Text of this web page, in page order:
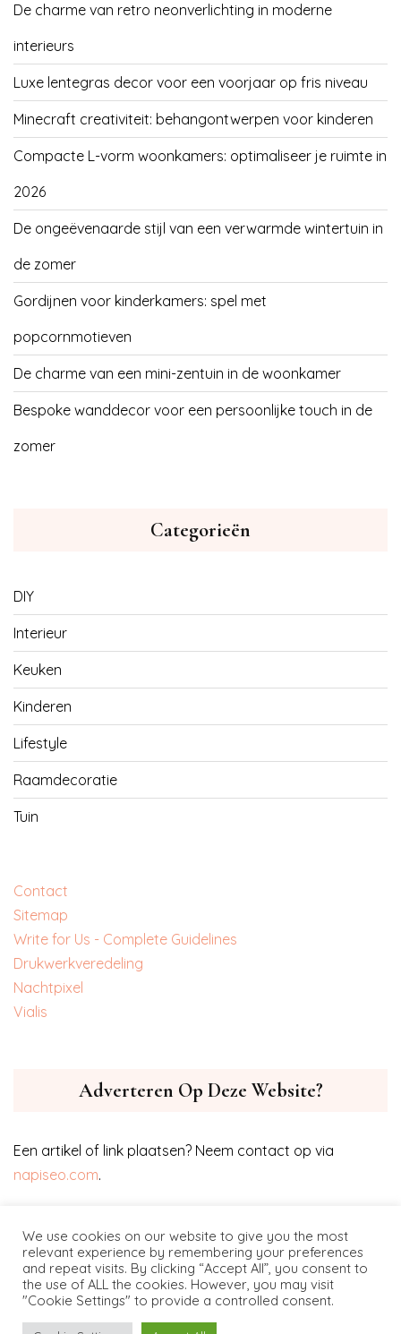
De charme van retro neonverlichting in moderne
interieurs
Luxe lentegras decor voor een voorjaar op fris niveau
Minecraft creativiteit: behangontwerpen voor kinderen
Compacte L-vorm woonkamers: optimaliseer je ruimte in
2026
De ongeëvenaarde stijl van een verwarmde wintertuin in
de zomer
Gordijnen voor kinderkamers: spel met
popcornmotieven
De charme van een mini-zentuin in de woonkamer
Bespoke wanddecor voor een persoonlijke touch in de
zomer
Categorieën
DIY
Interieur
Keuken
Kinderen
Lifestyle
Raamdecoratie
Tuin
Contact
Sitemap
Write for Us - Complete Guidelines
‎Drukwerkveredeling
‎Nachtpixel
‎Vialis
Adverteren Op Deze Website?
Een artikel of link plaatsen? Neem contact op via
napiseo.com.
We use cookies on our website to give you the most
relevant experience by remembering your preferences
and repeat visits. By clicking “Accept All”, you consent to
the use of ALL the cookies. However, you may visit
"Cookie Settings" to provide a controlled consent.